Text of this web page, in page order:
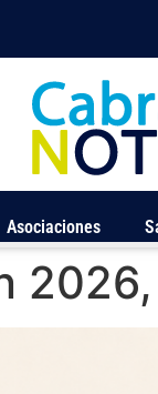
Asociaciones
2026,